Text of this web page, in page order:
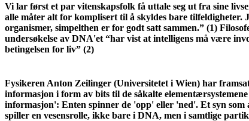
Vi lar først et par vitenskapsfolk få uttale seg ut fra sine
alle måter alt for komplisert til å skyldes bare tilfeldigheter.
organismer, simpelthen er for godt satt sammen.” (1)
undersøkelse av DNA'et “har vist at intelligens må være
betingelsen for liv” (2)
Fysikeren Anton Zeilinger (Universitetet i Wien) har
informasjon i form av bits til de såkalte
informasjon': Enten spinner de 'opp' eller 'ned'. Et syn
spiller en vesensrolle, ikke bare i DNA, men i samtlige